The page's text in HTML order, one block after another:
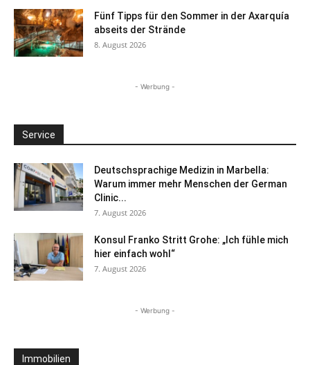
Fünf Tipps für den Sommer in der Axarquía
abseits der Strände
8. August 2026
- Werbung -
Service
Deutschsprachige Medizin in Marbella:
Warum immer mehr Menschen der German
Clinic...
7. August 2026
Konsul Franko Stritt Grohe: „Ich fühle mich
hier einfach wohl“
7. August 2026
- Werbung -
Immobilien